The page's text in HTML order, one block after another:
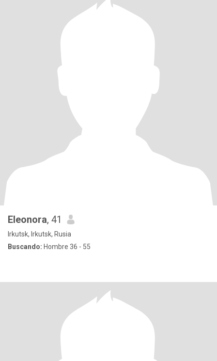
Eleonora, 41
Irkutsk, Irkutsk, Rusia
Buscando: Hombre 36 - 55